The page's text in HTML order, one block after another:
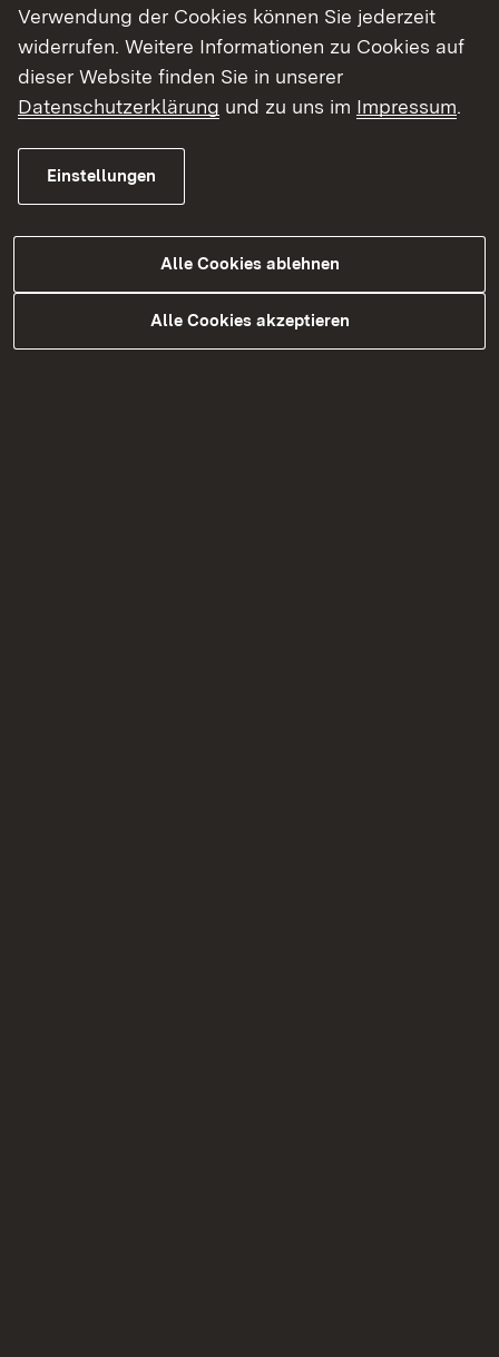
Verwendung der Cookies können Sie jederzeit
widerrufen. Weitere Informationen zu Cookies auf
dieser Website finden Sie in unserer
Datenschutzerklärung und zu uns im Impressum.
Einstellungen
Alle Cookies ablehnen
Alle Cookies akzeptieren